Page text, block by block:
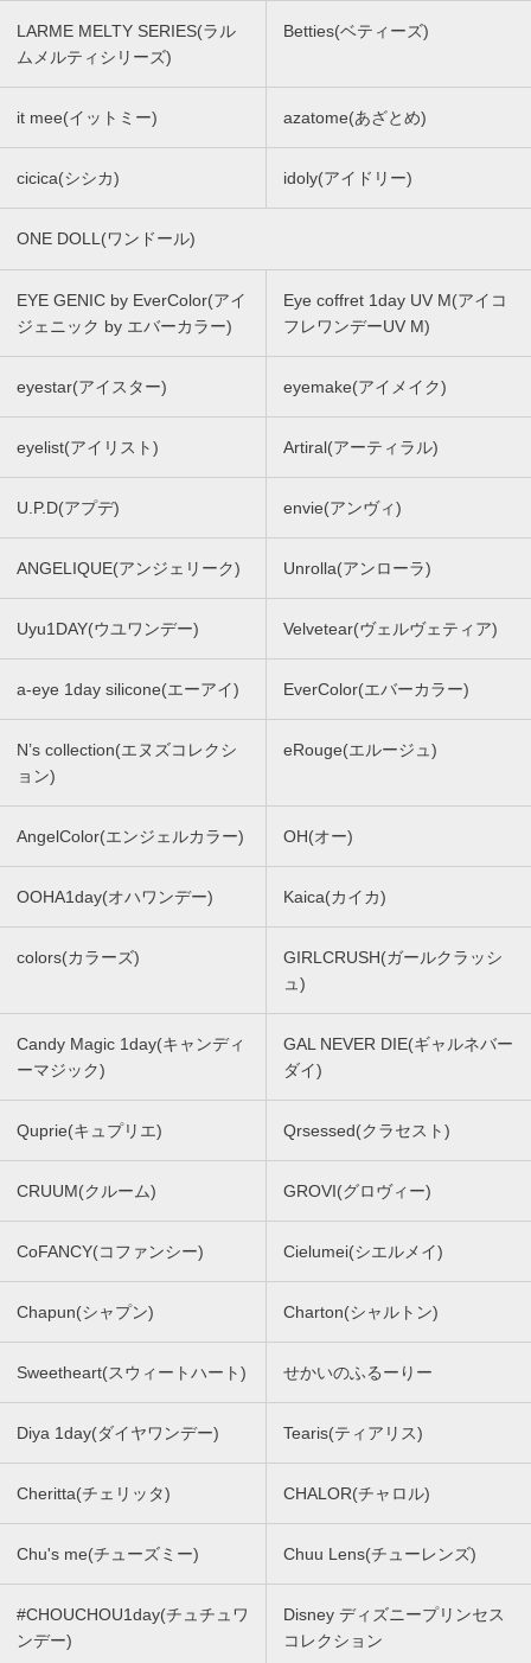
LARME MELTY SERIES(ラル
ムメルティシリーズ)
Betties(ベティーズ)
it mee(イットミー) azatome(あざとめ)
cicica(シシカ) idoly(アイドリー)
ONE DOLL(ワンドール)
EYE GENIC by EverColor(アイ
ジェニック by エバーカラー)
Eye coffret 1day UV M(アイコ
フレワンデーUV M)
eyestar(アイスター) eyemake(アイメイク)
eyelist(アイリスト) Artiral(アーティラル)
U.P.D(アプデ) envie(アンヴィ)
ANGELIQUE(アンジェリーク) Unrolla(アンローラ)
Uyu1DAY(ウユワンデー) Velvetear(ヴェルヴェティア)
a-eye 1day silicone(エーアイ) EverColor(エバーカラー)
N’s collection(エヌズコレクシ
ョン)
eRouge(エルージュ)
AngelColor(エンジェルカラー) OH(オー)
OOHA1day(オハワンデー) Kaica(カイカ)
colors(カラーズ)
GIRLCRUSH(ガールクラッシ
ュ)
Candy Magic 1day(キャンディ
ーマジック)
GAL NEVER DIE(ギャルネバー
ダイ)
Quprie(キュプリエ) Qrsessed(クラセスト)
CRUUM(クルーム) GROVI(グロヴィー)
CoFANCY(コファンシー) Cielumei(シエルメイ)
Chapun(シャプン) Charton(シャルトン)
Sweetheart(スウィートハート) せかいのふるーりー
Diya 1day(ダイヤワンデー) Tearis(ティアリス)
Cheritta(チェリッタ) CHALOR(チャロル)
Chu's me(チューズミー) Chuu Lens(チューレンズ)
#CHOUCHOU1day(チュチュワ
ンデー)
Disney ディズニープリンセス
コレクション